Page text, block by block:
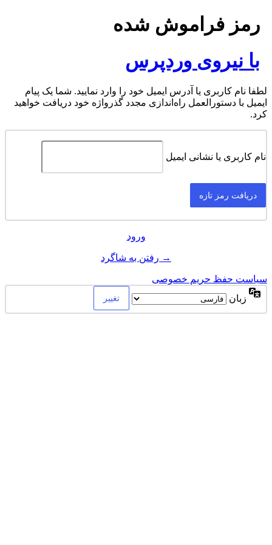
رمز فراموش شده
با نیروی وردپرس
لطفا نام کاربری یا آدرس ایمیل خود را وارد نمایید. شما یک پیام
ایمیل با دستورالعمل راه‌اندازی مجدد گذرواژه خود دریافت خواهید
کرد.
نام کاربری یا نشانی ایمیل
ورود
→ رفتن به شاگرد
سیاست حفظ حریم خصوصی
زبان